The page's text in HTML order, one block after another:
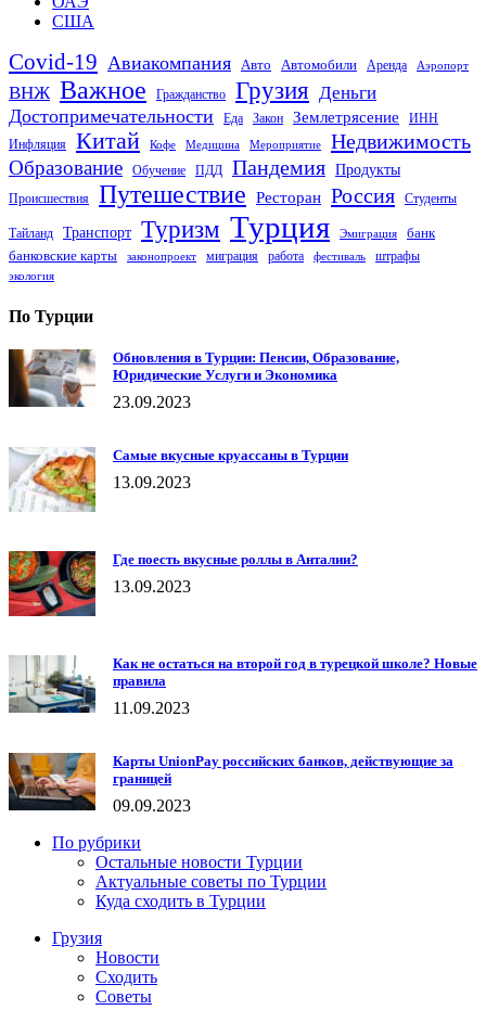
США
Covid-19 Авиакомпания Авто Автомобили Аренда Аэропорт
ВНЖ Важное Гражданство Грузия Деньги
Достопримечательности
Еда Закон Землетрясение
ИНН
Инфляция
Китай Кофе Медицина Мероприятие Недвижимость
Образование Обучение ПДД Пандемия Продукты
Происшествия Путешествие Ресторан Россия Студенты
Тайланд Транспорт Туризм Турция Эмиграция
банк
банковские карты
законопроект миграция работа фестиваль штрафы
экология
По Турции
Обновления в Турции: Пенсии, Образование,
Юридические Услуги и Экономика
23.09.2023
Самые вкусные круассаны в Турции
13.09.2023
Где поесть вкусные роллы в Анталии?
13.09.2023
Как не остаться на второй год в турецкой школе? Новые
правила
11.09.2023
Карты UnionPay российских банков, действующие за
границей
09.09.2023
По рубрики
Остальные новости Турции
Актуальные советы по Турции
Куда сходить в Турции
Грузия
Новости
Сходить
Советы